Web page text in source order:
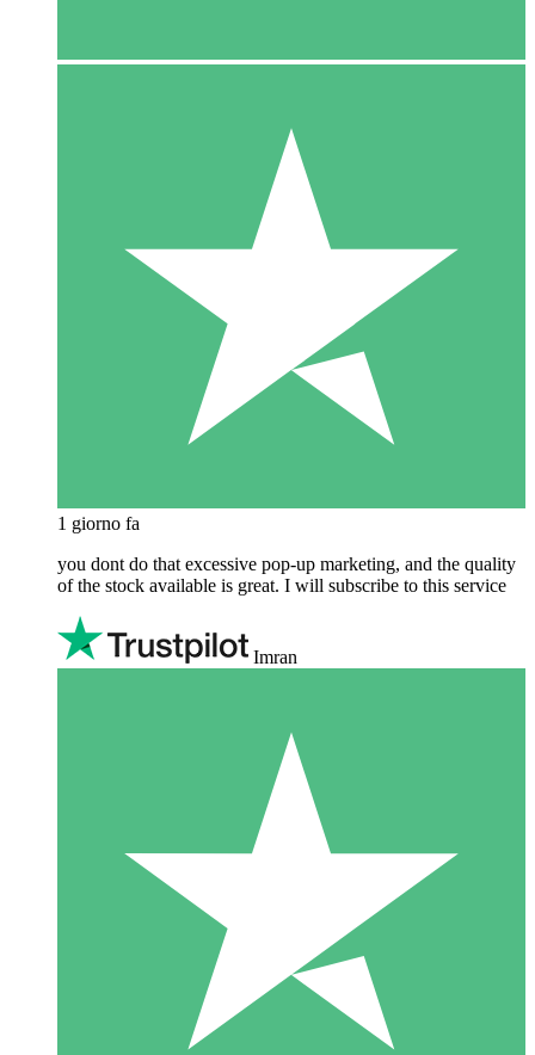
1 giorno fa
you dont do that excessive pop-up marketing, and the quality
of the stock available is great. I will subscribe to this service
Imran